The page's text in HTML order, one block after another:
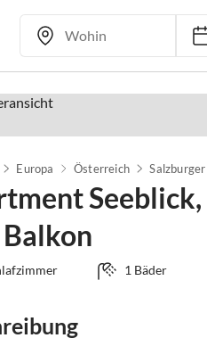
Europa Österreich
1 Bäder